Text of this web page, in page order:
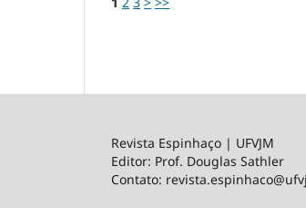
Revista Espinhaço | UFVJM
Editor: Prof. Douglas
Contato: